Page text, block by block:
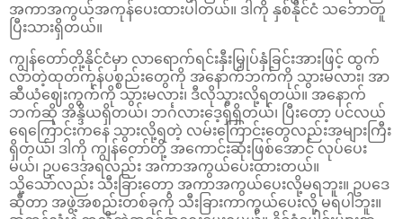
အကာအကွယ်အကုန်ပေးထားပါတယ်။ ဒါကို နှစ်နိုင်ငံ သဘောတူ
ပြီးသားရှိတယ်။
ကျွန်တော်တို့နိုင်ငံမှာ လာရောက်ရင်းနှီးမြှုပ်နှံခြင်းအားဖြင့် ထွက်
လာတဲ့ထုတ်ကုန်ပစ္စည်းတွေကို အနောက်ဘက်ကို သွားမလား၊ အာ
ဆီယံဈေးကွက်ကို သွားမလား၊ ဒီလိုသွားလို့ရတယ်။ အနောက်
ဘက်ဆို အိန္ဒိယရှိတယ်၊ ဘင်္ဂလားဒေ့ရှ်ရှိတယ်၊ ပြီးတော့ ပင်လယ်
ရေကြောင်းကနေ သွားလို့ရတဲ့ လမ်းကြောင်းတွေလည်းအများကြီး
ရှိတယ်၊ ဒါကို ကျွန်တော်တို့ အကောင်းဆုံးဖြစ်အောင် လုပ်ပေး
မယ်၊ ဥပဒေအရလည်း အကာအကွယ်ပေးထားတယ်။
သို့သော်လည်း သီးခြားတော့ အကာအကွယ်ပေးလို့မရဘူး။ ဥပဒေ
ဆိုတာ အဖွဲ့အစည်းတစ်ခုကို သီးခြားကာကွယ်ပေးလို့ မရပါဘူး။